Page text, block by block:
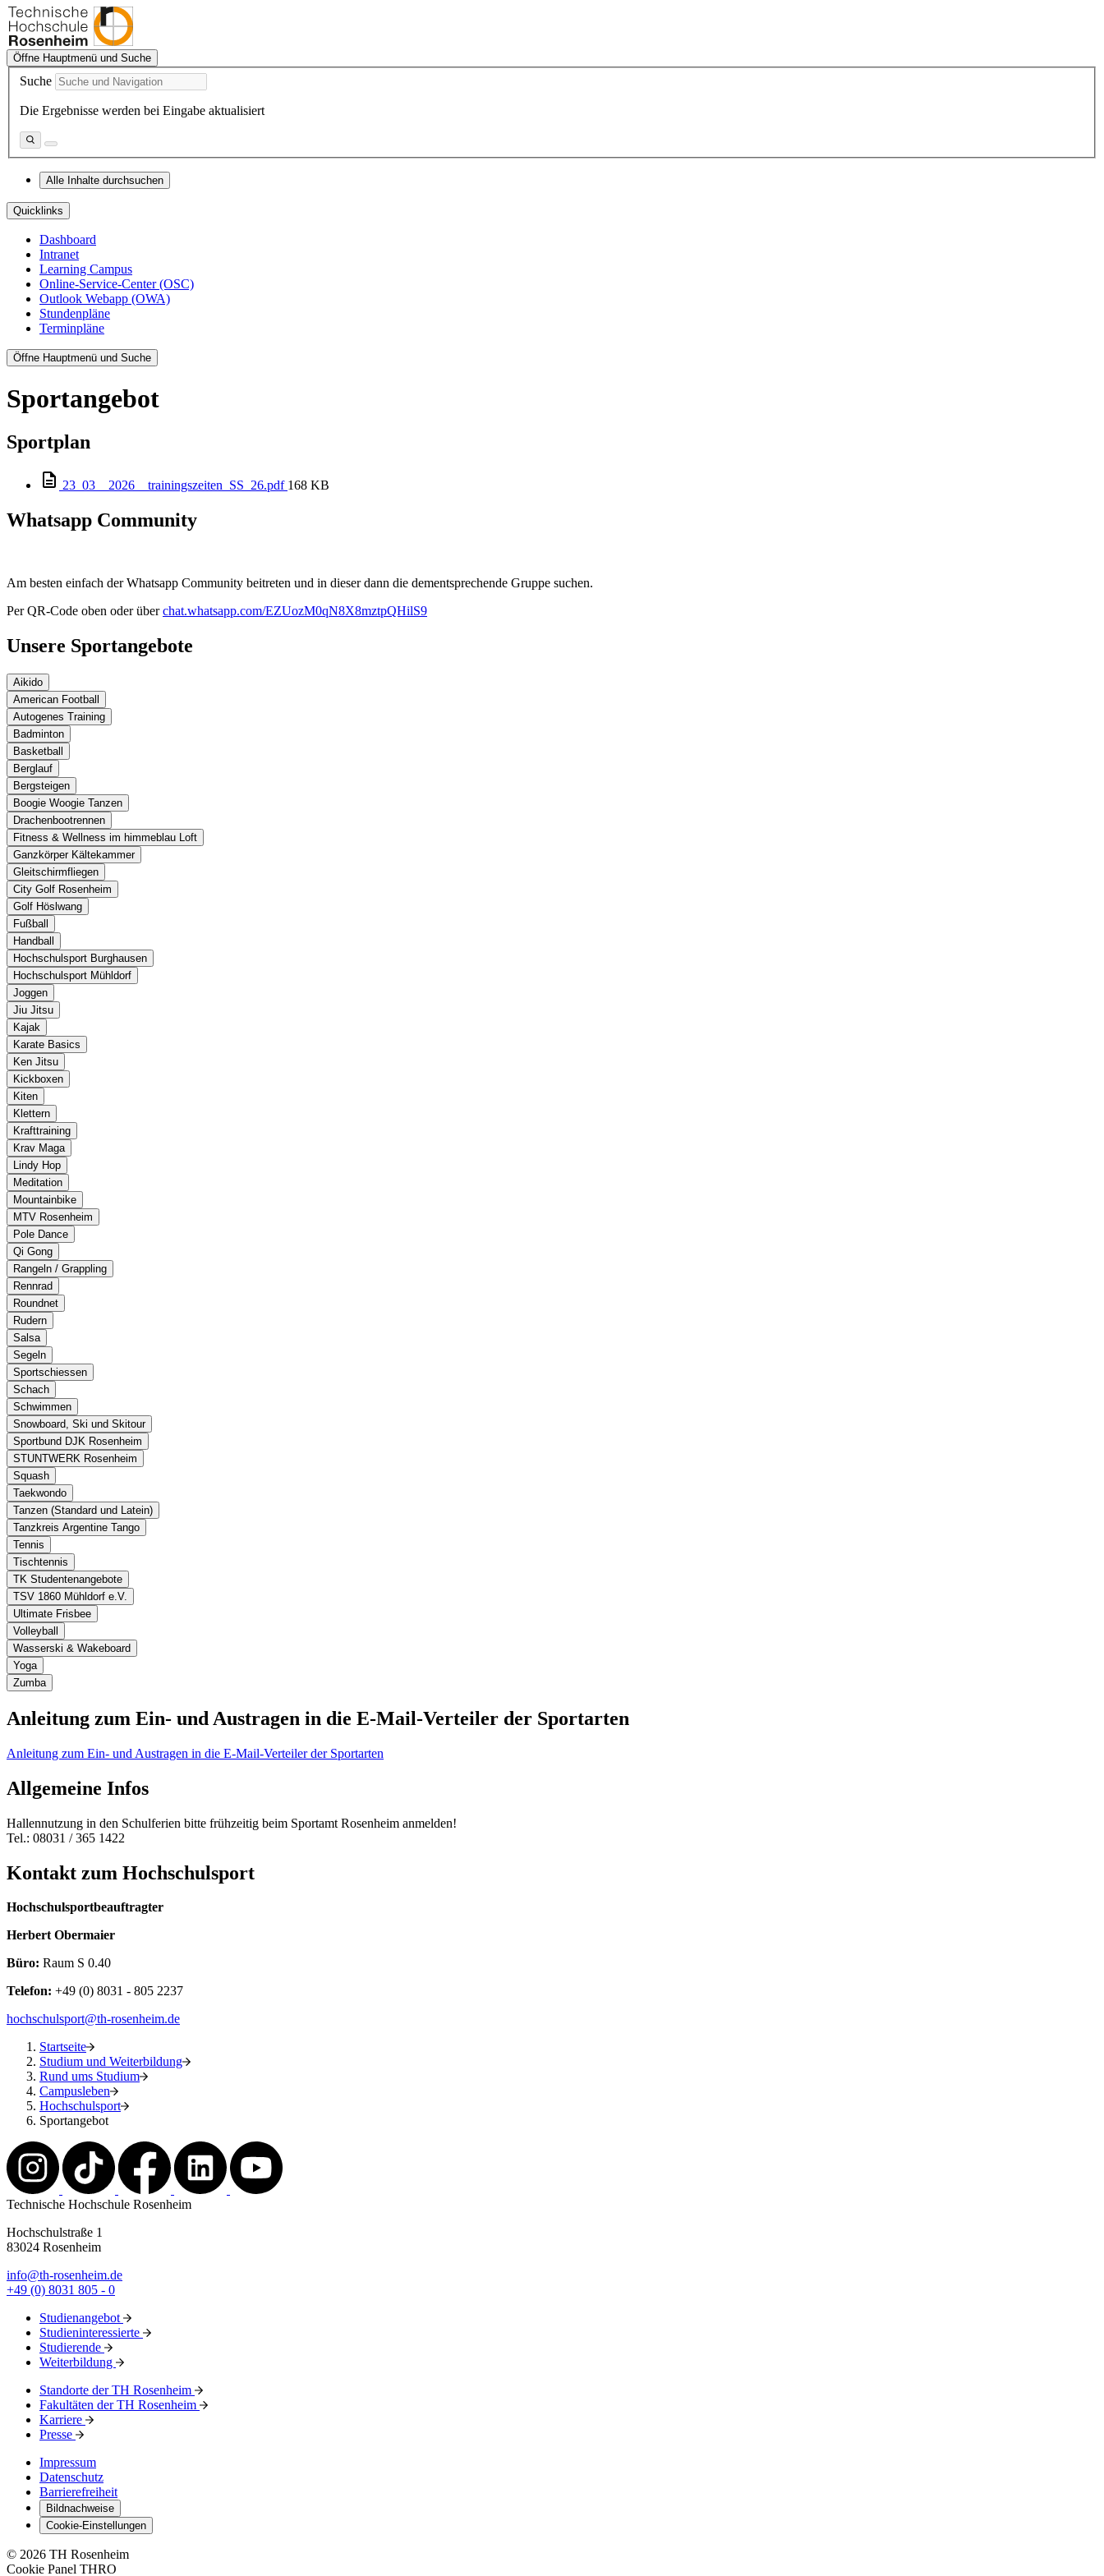
Öffne Hauptmenü und Suche
Suche
Die Ergebnisse werden bei Eingabe aktualisiert
Alle Inhalte durchsuchen
Quicklinks
Dashboard
Intranet
Learning Campus
Online-Service-Center (OSC)
Outlook Webapp (OWA)
Stundenpläne
Terminpläne
Öffne Hauptmenü und Suche
Sportangebot
Sportplan
23_03__2026__trainingszeiten_SS_26.pdf 168 KB
Whatsapp Community
Am besten einfach der Whatsapp Community beitreten und in dieser dann die dementsprechende Gruppe suchen.
Per QR-Code oben oder überchat.whatsapp.com/EZUozM0qN8X8mztpQHilS9
Unsere Sportangebote
Aikido
American Football
Autogenes Training
Badminton
Basketball
Berglauf
Bergsteigen
Boogie Woogie Tanzen
Drachenbootrennen
Fitness & Wellness im himmeblau Loft
Ganzkörper Kältekammer
Gleitschirmfliegen
City Golf Rosenheim
Golf Höslwang
Fußball
Handball
Hochschulsport Burghausen
Hochschulsport Mühldorf
Joggen
Jiu Jitsu
Kajak
Karate Basics
Ken Jitsu
Kickboxen
Kiten
Klettern
Krafttraining
Krav Maga
Lindy Hop
Meditation
Mountainbike
MTV Rosenheim
Pole Dance
Qi Gong
Rangeln / Grappling
Rennrad
Roundnet
Rudern
Salsa
Segeln
Sportschiessen
Schach
Schwimmen
Snowboard, Ski und Skitour
Sportbund DJK Rosenheim
STUNTWERK Rosenheim
Squash
Taekwondo
Tanzen (Standard und Latein)
Tanzkreis Argentine Tango
Tennis
Tischtennis
TK Studentenangebote
TSV 1860 Mühldorf e.V.
Ultimate Frisbee
Volleyball
Wasserski & Wakeboard
Yoga
Zumba
Anleitung zum Ein- und Austragen in die E-Mail-Verteiler der Sportarten
Anleitung zum Ein- und Austragen in die E-Mail-Verteiler der Sportarten
Allgemeine Infos
Hallennutzung in den Schulferien bitte frühzeitig beim Sportamt Rosenheim anmelden!
Tel.: 08031 / 365 1422
Kontakt zum Hochschulsport
Hochschulsportbeauftragter
Herbert Obermaier
Büro: Raum S 0.40
Telefon: +49 (0) 8031 - 805 2237
hochschulsport@th-rosenheim.de
Startseite
Studium und Weiterbildung
Rund ums Studium
Campusleben
Hochschulsport
Sportangebot
Technische Hochschule Rosenheim
Hochschulstraße 1
83024 Rosenheim
info@th-rosenheim.de
+49 (0) 8031 805 - 0
Studienangebot
Studieninteressierte
Studierende
Weiterbildung
Standorte der TH Rosenheim
Fakultäten der TH Rosenheim
Karriere
Presse
Impressum
Datenschutz
Barrierefreiheit
Bildnachweise
Cookie-Einstellungen
© 2026 TH Rosenheim
Cookie Panel THRO